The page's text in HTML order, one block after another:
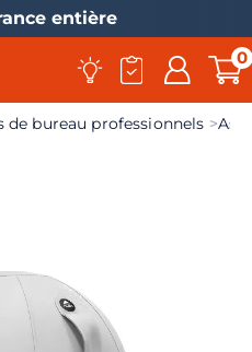
entière
0
de bureau professionnels